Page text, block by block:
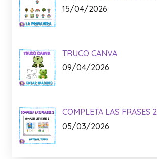
15/04/2026
TRUCO CANVA
09/04/2026
COMPLETA LAS FRASES 2
05/03/2026